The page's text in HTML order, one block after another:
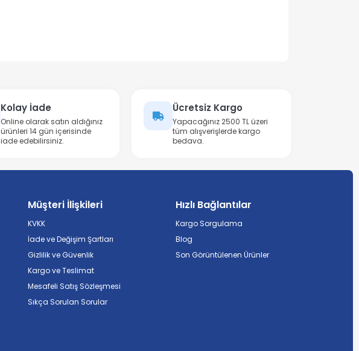
Kolay İade
Online olarak satın aldığınız
ürünleri 14 gün içerisinde
iade edebilirsiniz.
Ücretsiz Kargo
Yapacağınız 2500 TL üzeri
tüm alışverişlerde kargo
bedava.
Müşteri İlişkileri
KVKK
İade ve Değişim Şartları
Gizlilik ve Güvenlik
Kargo ve Teslimat
Mesafeli Satış Sözleşmesi
Sıkça Sorulan Sorular
Hızlı Bağlantılar
Kargo Sorgulama
Blog
Son Görüntülenen Ürünler